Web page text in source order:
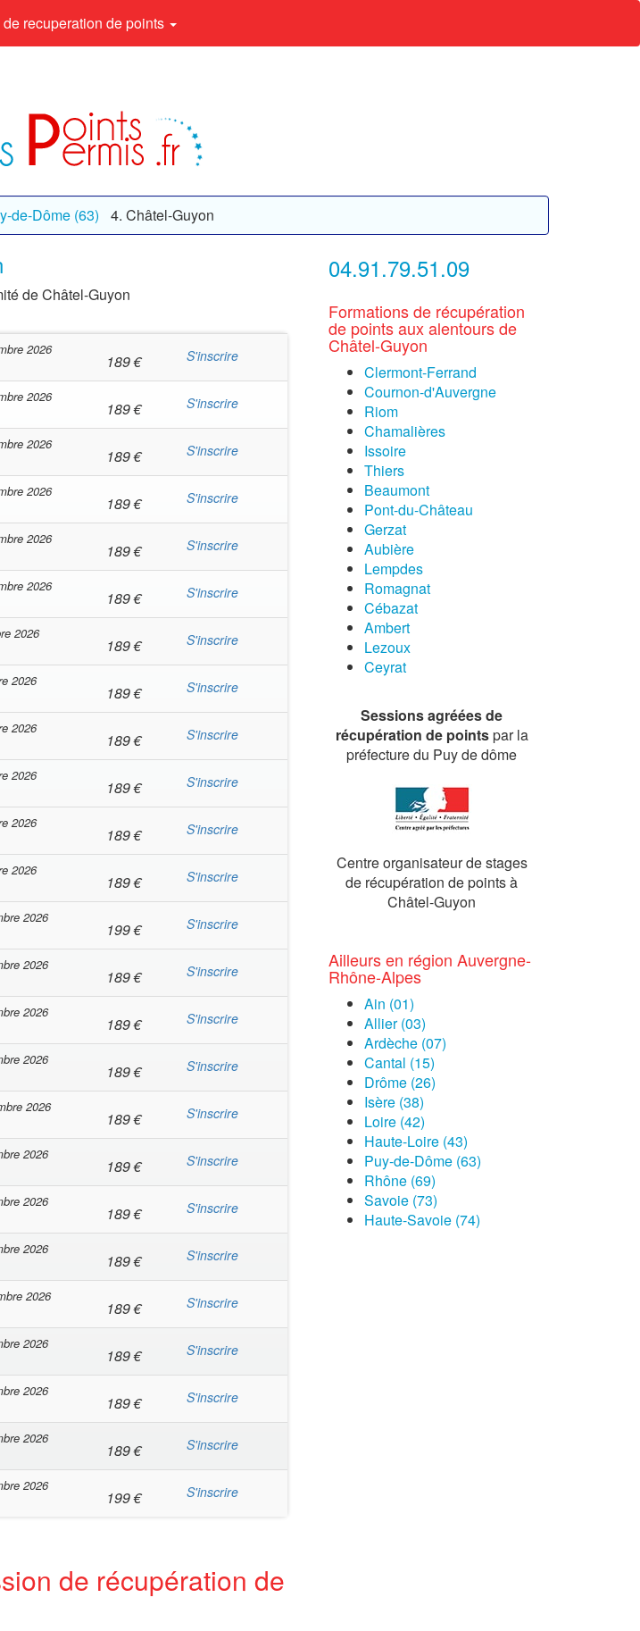
recuperation de points
de-Dôme (63) Châtel-Guyon
de Châtel-Guyon
2026
189€ S'inscrire
2026
189€ S'inscrire
2026
189€ S'inscrire
2026
189€ S'inscrire
2026
189€ S'inscrire
2026
189€ S'inscrire
2026
189€ S'inscrire
2026
189€ S'inscrire
2026
189€ S'inscrire
2026
189€ S'inscrire
2026
189€ S'inscrire
2026
189€ S'inscrire
2026
199€ S'inscrire
2026
189€ S'inscrire
2026
189€ S'inscrire
2026
189€ S'inscrire
2026
189€ S'inscrire
2026
189€ S'inscrire
2026
189€ S'inscrire
2026
189€ S'inscrire
2026
189€ S'inscrire
2026
189€ S'inscrire
2026
189€ S'inscrire
2026
189€ S'inscrire
2026
199€ S'inscrire
de récupération de
04.91.79.51.09
Formations de récupération
de points aux alentours de
Châtel-Guyon
Clermont-Ferrand
Cournon-d'Auvergne
Riom
Chamalières
Issoire
Thiers
Beaumont
Pont-du-Château
Gerzat
Aubière
Lempdes
Romagnat
Cébazat
Ambert
Lezoux
Ceyrat
Sessions agréées de
récupération de pointspar la
préfecture du Puy de dôme
Centre organisateur de stages
de récupération de points à
Châtel-Guyon
Ailleurs en région Auvergne-
Rhône-Alpes
Ain (01)
Allier (03)
Ardèche (07)
Cantal (15)
Drôme (26)
Isère (38)
Loire (42)
Haute-Loire (43)
Puy-de-Dôme (63)
Rhône (69)
Savoie (73)
Haute-Savoie (74)